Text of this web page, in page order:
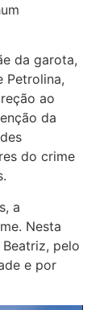
da garota,
Petrolina,
ao
da
do crime
a
Nesta
pelo
e por